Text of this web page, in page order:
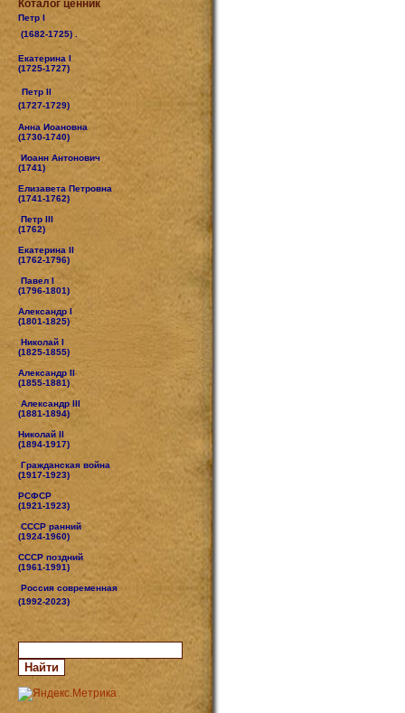
Коталог ценник
Петр I
(1682-1725) .
Екатерина I
(1725-1727)
Петр II
(1727-1729)
Анна Иоановна
(1730-1740)
Иоанн Антонович
(1741)
Елизавета Петровна
(1741-1762)
Петр III
(1762)
Екатерина II
(1762-1796)
Павел I
(1796-1801)
Александр I
(1801-1825)
Николай I
(1825-1855)
Александр II
(1855-1881)
Александр III
(1881-1894)
Николай II
(1894-1917)
Гражданская война
(1917-1923)
РСФСР
(1921-1923)
СССР ранний
(1924-1960)
СССР поздний
(1961-1991)
Россия современная
(1992-2023)